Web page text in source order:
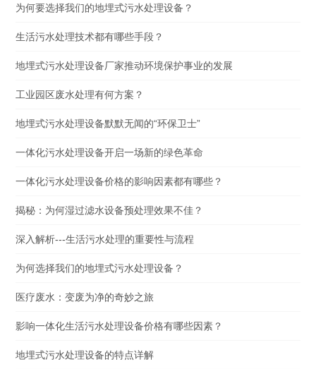
为何要选择我们的地埋式污水处理设备？
生活污水处理技术都有哪些手段？
地埋式污水处理设备厂家推动环境保护事业的发展
工业园区废水处理有何方案？
地埋式污水处理设备默默无闻的“环保卫士”
一体化污水处理设备开启一场新的绿色革命
一体化污水处理设备价格的影响因素都有哪些？
揭秘：为何湿过滤水设备预处理效果不佳？
深入解析---生活污水处理的重要性与流程
为何选择我们的地埋式污水处理设备？
医疗废水：变废为净的奇妙之旅
影响一体化生活污水处理设备价格有哪些因素？
地埋式污水处理设备的特点详解